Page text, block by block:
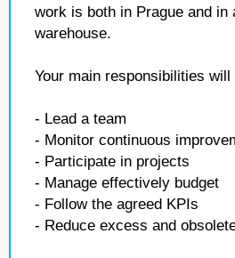
work is both in Prague and in
warehouse.
Your main responsibilities
- Lead a team
- Monitor continuous
- Participate in projects
- Manage effectively budget
- Follow the agreed KPIs
- Reduce excess and